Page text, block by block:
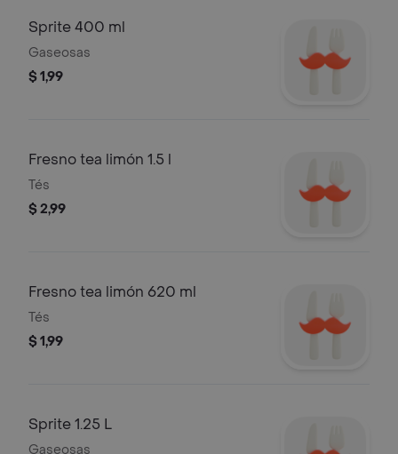
Sprite 400 ml
Gaseosas
$ 1,99
Fresno tea limón 1.5 l
Tés
$ 2,99
Fresno tea limón 620 ml
Tés
$ 1,99
Sprite 1.25 L
Gaseosas